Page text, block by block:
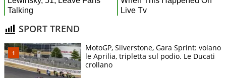
SPORT TREND
MotoGP, Silverstone, Gara Sprint: volano
le Aprilia, tripletta sul podio. Le Ducati
crollano